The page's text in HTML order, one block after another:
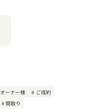
オーナー様
ご成約
間取り